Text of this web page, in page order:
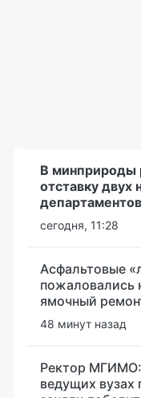
В минприроды
отставку двух
департаментов
сегодня, 11:28
Асфальтовые
пожаловались
ямочный
48 минут назад
Ректор
ведущих вузах